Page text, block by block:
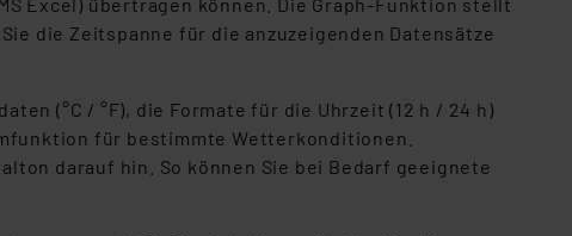
die Zeitspanne für die anzuzeigenden Datensätze
(°C / °F), die Formate für die Uhrzeit (12 h / 24 h)
für bestimmte Wetterkonditionen.
darauf hin. So können Sie bei Bedarf geeignete